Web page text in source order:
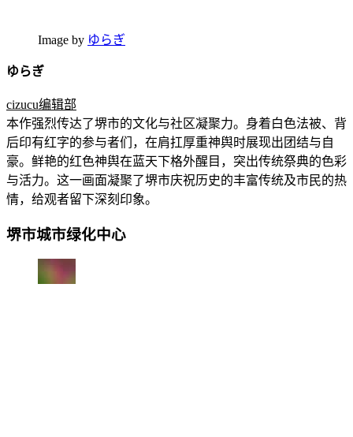
Image by ゆらぎ
ゆらぎ
cizucu编辑部
本作强烈传达了堺市的文化与社区凝聚力。身着白色法被、背
后印有红字的参与者们，在肩扛厚重神舆时展现出团结与自
豪。鲜艳的红色神舆在蓝天下格外醒目，突出传统祭典的色彩
与活力。这一画面凝聚了堺市庆祝历史的丰富传统及市民的热
情，给观者留下深刻印象。
堺市城市绿化中心